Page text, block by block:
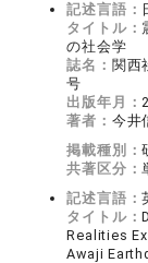
記述言語：
タイトル：
の社会学
誌名： 関西
号
出版年月：
著者： 今井
掲載種別：
共著区分：
記述言語：
タイトル：
Realities
Awaji